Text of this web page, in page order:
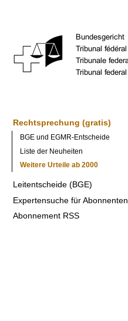
Rechtsprechung (gratis)
BGE und EGMR-Entscheide
Liste der Neuheiten
Weitere Urteile ab 2000
Leitentscheide (BGE)
Expertensuche für Abonnenten
Abonnement RSS